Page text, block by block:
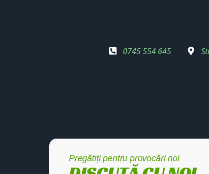
0745 554 645
Pregătiți pentru provocări noi